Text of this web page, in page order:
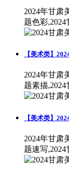
2024年甘肃
题色彩,2024
【美术类】
2024年甘肃
题素描,2024
【美术类】
2024年甘肃
题速写,2024